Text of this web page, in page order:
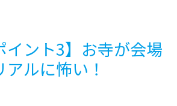
イント3】お寺が会場
ルに怖い！